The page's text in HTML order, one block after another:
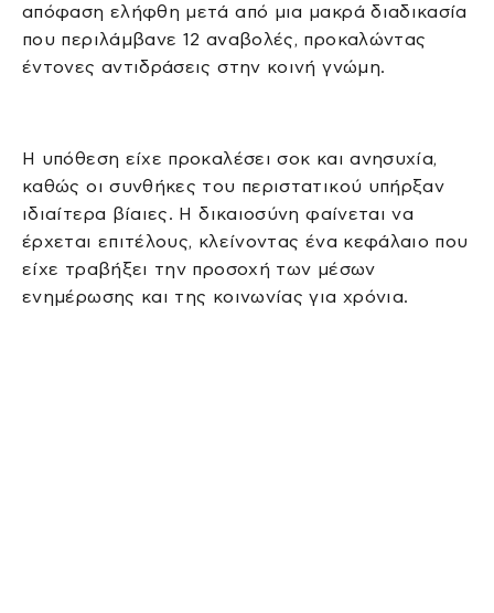
απόφαση ελήφθη μετά από μια μακρά διαδικασία
που περιλάμβανε 12 αναβολές, προκαλώντας
έντονες αντιδράσεις στην κοινή γνώμη.
Η υπόθεση είχε προκαλέσει σοκ και ανησυχία,
καθώς οι συνθήκες του περιστατικού υπήρξαν
ιδιαίτερα βίαιες. Η δικαιοσύνη φαίνεται να
έρχεται επιτέλους, κλείνοντας ένα κεφάλαιο που
είχε τραβήξει την προσοχή των μέσων
ενημέρωσης και της κοινωνίας για χρόνια.